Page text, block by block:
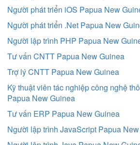
Người phát triển iOS Papua New
Người phát triển .Net Papua New
Người lập trình PHP Papua New
Tư vấn CNTT Papua New Guinea
Trợ lý CNTT Papua New Guinea
Kỹ thuật viên tác nghiệp công nghệ
Papua New Guinea
Tư vấn ERP Papua New Guinea
Người lập trình JavaScript Papua